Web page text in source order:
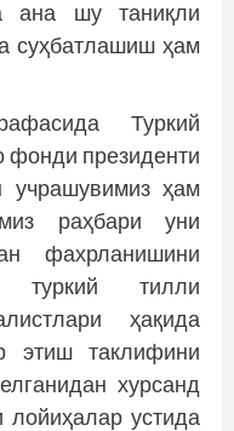
ана шу таниқли
суҳбатлашиш ҳам
Туркий
фонди президенти
учрашувимиз ҳам
раҳбари уни
фахрланишини
туркий тилли
ҳақида
этиш таклифини
хурсанд
устида